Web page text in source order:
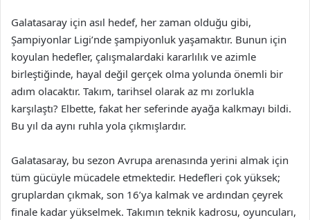
Galatasaray için asıl hedef, her zaman olduğu gibi,
Şampiyonlar Ligi’nde şampiyonluk yaşamaktır. Bunun için
koyulan hedefler, çalışmalardaki kararlılık ve azimle
birleştiğinde, hayal değil gerçek olma yolunda önemli bir
adım olacaktır. Takım, tarihsel olarak az mı zorlukla
karşılaştı? Elbette, fakat her seferinde ayağa kalkmayı bildi.
Bu yıl da aynı ruhla yola çıkmışlardır.
Galatasaray, bu sezon Avrupa arenasında yerini almak için
tüm gücüyle mücadele etmektedir. Hedefleri çok yüksek;
gruplardan çıkmak, son 16’ya kalmak ve ardından çeyrek
finale kadar yükselmek. Takımın teknik kadrosu, oyuncuları,